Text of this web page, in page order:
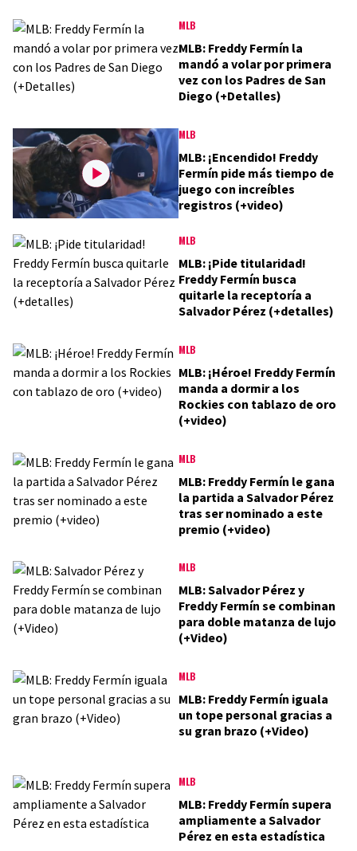
MLB
MLB: Freddy Fermín la
mandó a volar por primera
vez con los Padres de San
Diego (+Detalles)
MLB
MLB: ¡Encendido! Freddy
Fermín pide más tiempo de
juego con increíbles
registros (+video)
MLB
MLB: ¡Pide titularidad!
Freddy Fermín busca
quitarle la receptoría a
Salvador Pérez (+detalles)
MLB
MLB: ¡Héroe! Freddy Fermín
manda a dormir a los
Rockies con tablazo de oro
(+video)
MLB
MLB: Freddy Fermín le gana
la partida a Salvador Pérez
tras ser nominado a este
premio (+video)
MLB
MLB: Salvador Pérez y
Freddy Fermín se combinan
para doble matanza de lujo
(+Video)
MLB
MLB: Freddy Fermín iguala
un tope personal gracias a
su gran brazo (+Video)
MLB
MLB: Freddy Fermín supera
ampliamente a Salvador
Pérez en esta estadística